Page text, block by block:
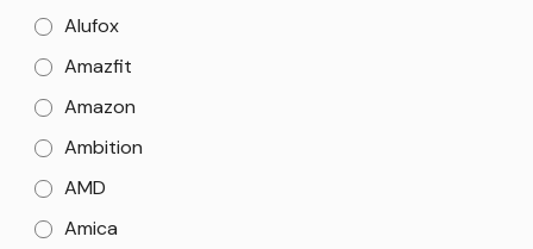
Alufox
Amazfit
Amazon
Ambition
AMD
Amica